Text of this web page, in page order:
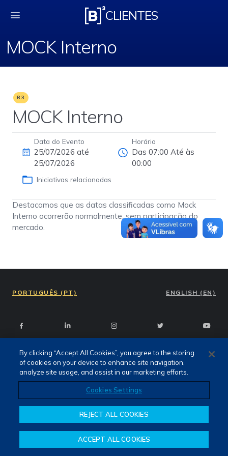
MOCK Interno
CLIENTES
MOCK Interno
B3
MOCK Interno
Data do Evento
25/07/2026 até
25/07/2026
Horário
Das 07:00 Até às
00:00
Iniciativas relacionadas
Destacamos que as datas classificadas como Mock
Interno ocorrerão normalmente, sem participação do
mercado.
PORTUGUÊS (PT) ENGLISH (EN)
Termos de Uso e Privacidade
Fale Conosco
Canal de Denúncias
By clicking “Accept All Cookies”, you agree to the storing
of cookies on your device to enhance site navigation,
analyze site usage, and assist in our marketing efforts.
Cookies Settings
REJECT ALL COOKIES
ACCEPT ALL COOKIES